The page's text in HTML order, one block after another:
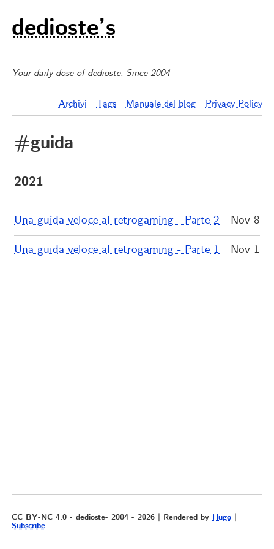
dedioste’s
Your daily dose of dedioste. Since 2004
Archivi Tags Manuale del blog Privacy Policy
#guida
2021
Una guida veloce al retrogaming - Parte 2 Nov 8
Una guida veloce al retrogaming - Parte 1 Nov 1
CC BY-NC 4.0 - dedioste- 2004 - 2026 | Rendered byHugo |
Subscribe